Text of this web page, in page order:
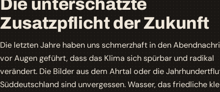
Die unterschätzte
Zusatzpflicht der Zukunft
Die letzten Jahre haben uns schmerzhaft in den
vor Augen geführt, dass das Klima sich spürbar und radikal
verändert. Die Bilder aus dem Ahrtal oder die
Süddeutschland sind unvergessen. Wasser, das friedliche